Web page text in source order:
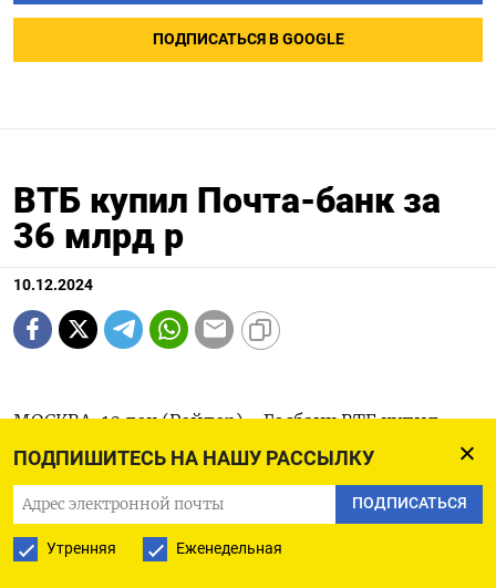
ПОДПИШИТЕСЬ НА НАШУ РАССЫЛКУ
ПОДПИСАТЬСЯ
Утренняя Еженедельная
ПОДПИСАТЬСЯ В GOOGLE
ВТБ купил Почта-банк за
36 млрд р
10.12.2024
МОСКВА, 10 дек (Рейтер) - Госбанк ВТБ купил
Почта-банк за 36 миллиардов рублей, сказал
министр цифрового развития РФ Максут
Шадаев, выступая во вторник в Совете
Федерации.